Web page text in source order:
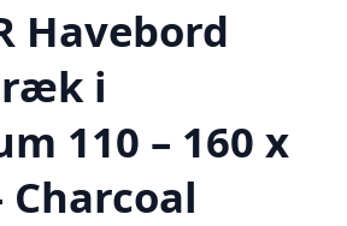
Havebord
i
110 – 160 x
Charcoal